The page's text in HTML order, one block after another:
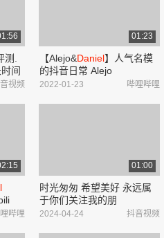
.
间
.#蓝
视频
01:23
【Alejo&Daniel】人气名模
的抖音日常 Alejo
Ospina&Daniel Montoya_
哔哩哔哩
2022-01-23
哔哩
01:00
时光匆匆 希望美好 永远属
于你们关注我的朋
友!#normalpeople #欧美音
抖音视频
2024-04-24